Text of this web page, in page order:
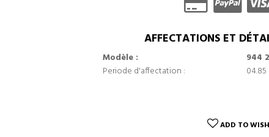
AFFECTATIONS ET
Modèle :
944
Periode d'affectation :
04.85
ADD TO